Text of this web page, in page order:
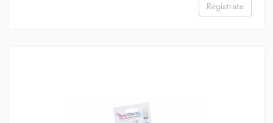
Regístrate